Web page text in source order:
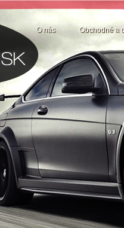
O nás Obchodné a